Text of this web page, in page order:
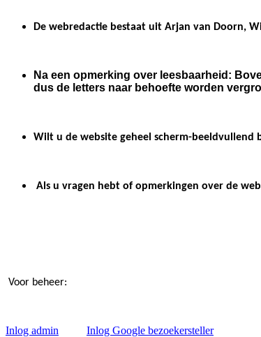
De webredactie bestaat uit Arjan van Doorn,
Na een opmerking over leesbaarheid:
dus de letters naar behoefte worden
Wilt u de website geheel scherm-beeldvullend
Als u vragen hebt of opmerkingen over de
Voor beheer:
Inlog admin Inlog Google bezoekersteller